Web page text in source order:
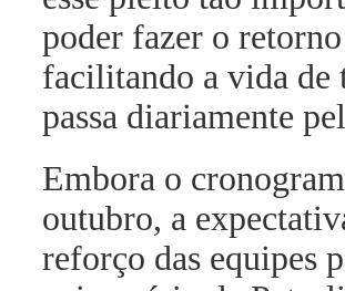
poder fazer o
facilitando a vida de
passa diariamente
Embora o
outubro, a
reforço das equipes